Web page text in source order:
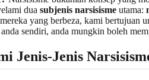
dua subjenis narsisisme utama:
yang berbeza, kami bertujuan
sendiri, anda mungkin boleh
Jenis-Jenis